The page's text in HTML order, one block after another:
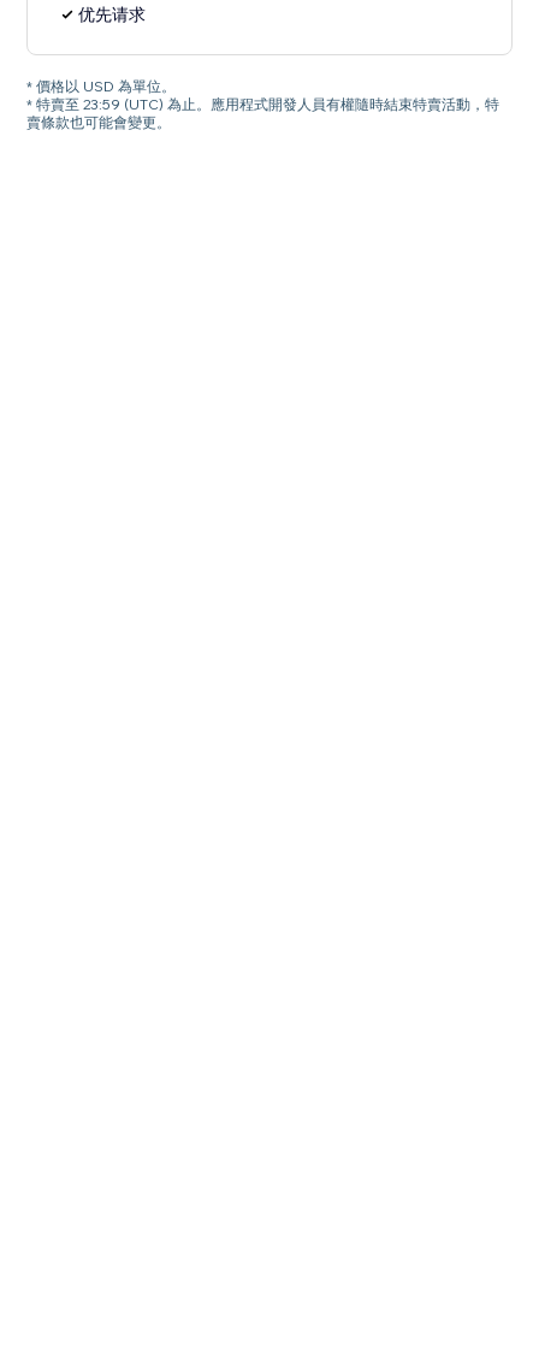
优先请求
* 價格以 USD 為單位。
* 特賣至 23:59 (UTC) 為止。應用程式開發人員有權隨時結束特賣活動，特
賣條款也可能會變更。